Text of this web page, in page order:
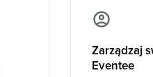
Zarządzaj
Eventee